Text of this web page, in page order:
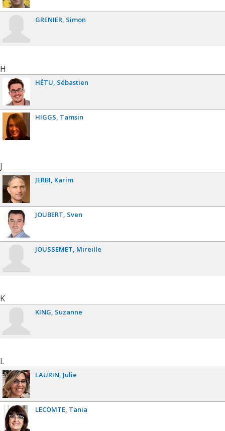
GRENIER Simon
H
HÉTU Sébastien
HIGGS Tamsin
J
JERBI Karim
JOUBERT Sven
JOUSSEMET Mireille
K
KING Suzanne
L
LAURIN Julie
LECOMTE Tania